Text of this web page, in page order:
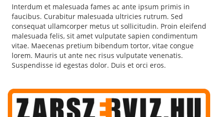
Interdum et malesuada fames ac ante ipsum primis in
faucibus. Curabitur malesuada ultricies rutrum. Sed
consequat ullamcorper metus ut sollicitudin. Proin eleifend
malesuada felis, sit amet vulputate sapien condimentum
vitae. Maecenas pretium bibendum tortor, vitae congue
lorem. Mauris ut ante nec risus vulputate venenatis.
Suspendisse id egestas dolor. Duis et orci eros.